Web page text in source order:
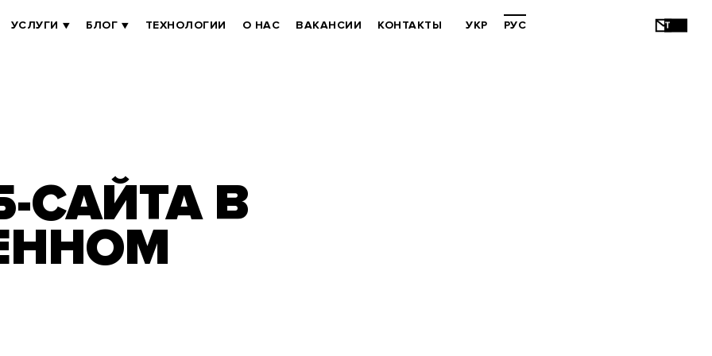
УСЛУГИ БЛОГ ТЕХНОЛОГИИ О НАС ВАКАНСИИ КОНТАКТЫ УКР РУС
САЙТА В